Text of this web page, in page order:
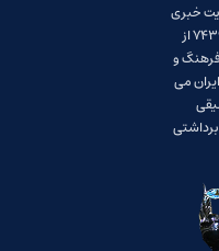
خبری
و تحلیلی موسیقی ایرانیان (با شماره مجوز 74398 از
فرهنگ و
می